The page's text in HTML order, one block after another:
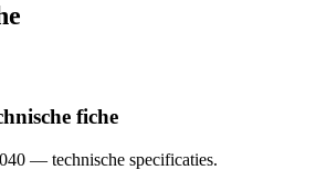
fiche
— technische specificaties.